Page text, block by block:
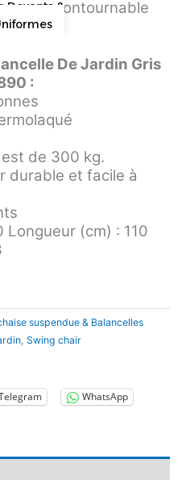
Devants &
un incontournable
De Jardin Gris
:
de 300 kg.
durable et facile à
Longueur (cm) : 110
suspendue & Balancelles
Swing chair
WhatsApp